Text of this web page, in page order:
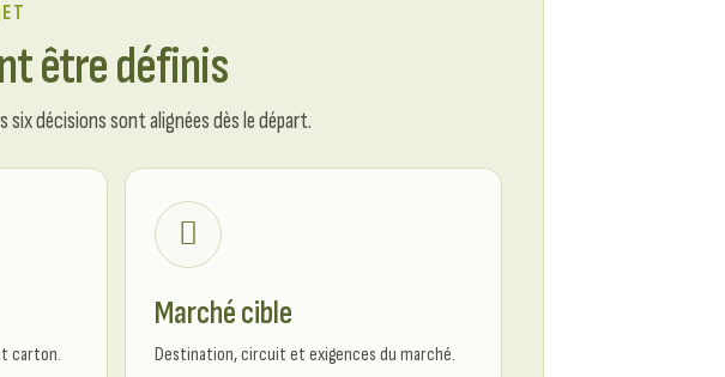
être définis
six décisions sont alignées dès le départ.
carton.
Marché cible
Destination, circuit et exigences du marché.